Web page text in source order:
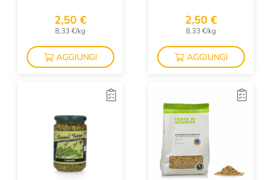
2,50 €
8,33 €/kg
AGGIUNGI
2,50 €
8,33 €/kg
AGGIUNGI